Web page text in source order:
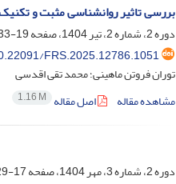
بررسی تاثیر روانشناسی مثبت و
دوره 2، شماره 2، تیر 1404، صفحه
19-33
FRS.2025.12786.1051
توران فروتن ماهینی؛ محمد تقی اقدسی
مشاهده مقاله
اصل مقاله 1.16 M
دوره 2، شماره 3، مهر 1404، صفحه
17-29